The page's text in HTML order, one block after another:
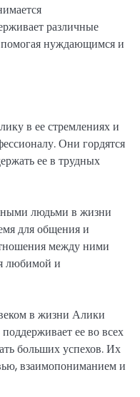
различные
помогая нуждающимся и
в ее стремлениях и
Они гордятся
ее в трудных
людьми в жизни
для общения и
между ними
любимой и
в жизни Алики
ее во всех
больших успехов. Их
взаимопониманием и